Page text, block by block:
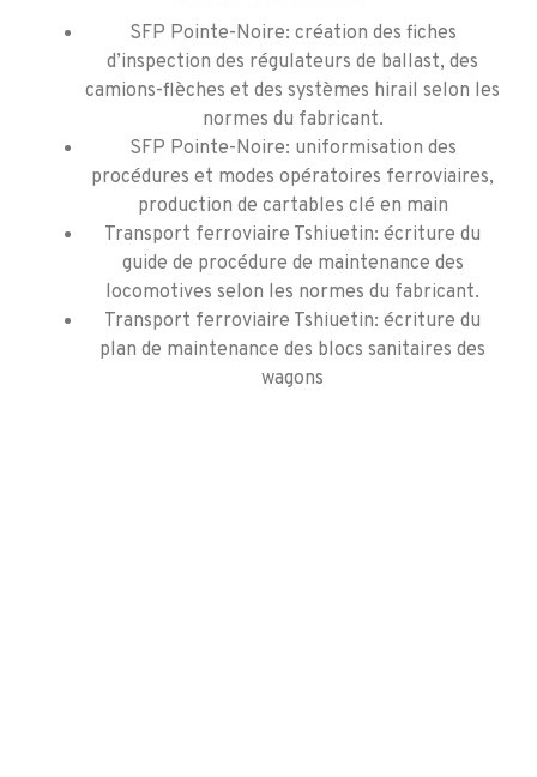
SFP Pointe-Noire: création des fiches
d’inspection des régulateurs de ballast, des
camions-flèches et des systèmes hirail selon les
normes du fabricant.
SFP Pointe-Noire: uniformisation des
procédures et modes opératoires ferroviaires,
production de cartables clé en main
Transport ferroviaire Tshiuetin: écriture du
guide de procédure de maintenance des
locomotives selon les normes du fabricant.
Transport ferroviaire Tshiuetin: écriture du
plan de maintenance des blocs sanitaires des
wagons